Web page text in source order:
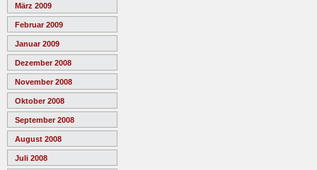
März 2009
Februar 2009
Januar 2009
Dezember 2008
November 2008
Oktober 2008
September 2008
August 2008
Juli 2008